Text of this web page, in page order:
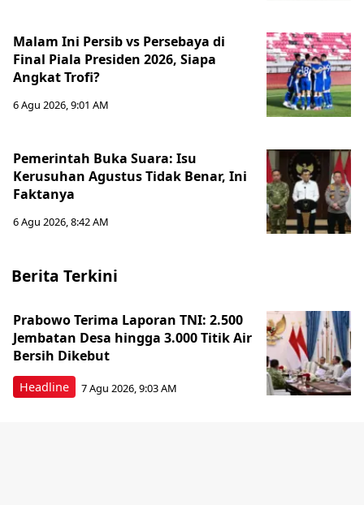
Malam Ini Persib vs Persebaya di
Final Piala Presiden 2026, Siapa
Angkat Trofi?
6 Agu 2026, 9:01 AM
Pemerintah Buka Suara: Isu
Kerusuhan Agustus Tidak Benar, Ini
Faktanya
6 Agu 2026, 8:42 AM
Berita Terkini
Headline
Prabowo Terima Laporan TNI: 2.500
Jembatan Desa hingga 3.000 Titik Air
Bersih Dikebut
7 Agu 2026, 9:03 AM